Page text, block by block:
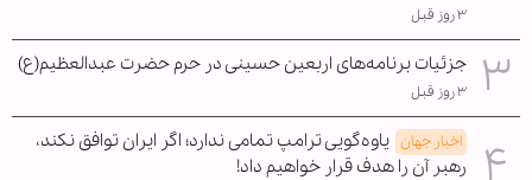
۳ روز قبل
جزئیات برنامه‌های اربعین حسینی در حرم حضرت عبدالعظیم(ع)
۳ روز قبل
اخبار جهان یاوه‌گویی ترامپ تمامی ندارد؛ اگر ایران توافق نکند،
رهبر آن را هدف قرار خواهیم داد!